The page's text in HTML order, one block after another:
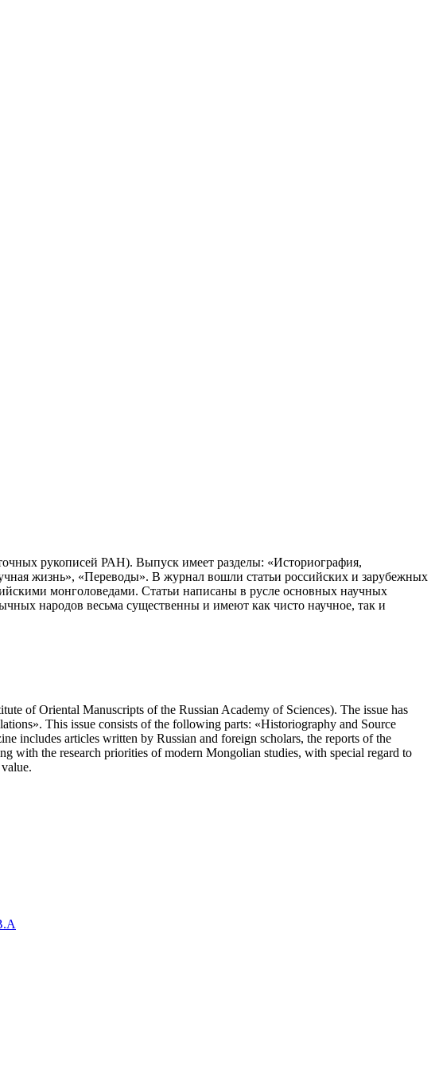
рукописей РАН). Выпуск имеет разделы: «Историография,
жизнь», «Переводы». В журнал вошли статьи российских и зарубежных
монголоведами. Статьи написаны в русле основных научных
народов весьма существенны и имеют как чисто научное, так и
of Oriental Manuscripts of the Russian Academy of Sciences). The issue has
This issue consists of the following parts: «Historiography and Source
includes articles written by Russian and foreign scholars, the reports of the
with the research priorities of modern Mongolian studies, with special regard to